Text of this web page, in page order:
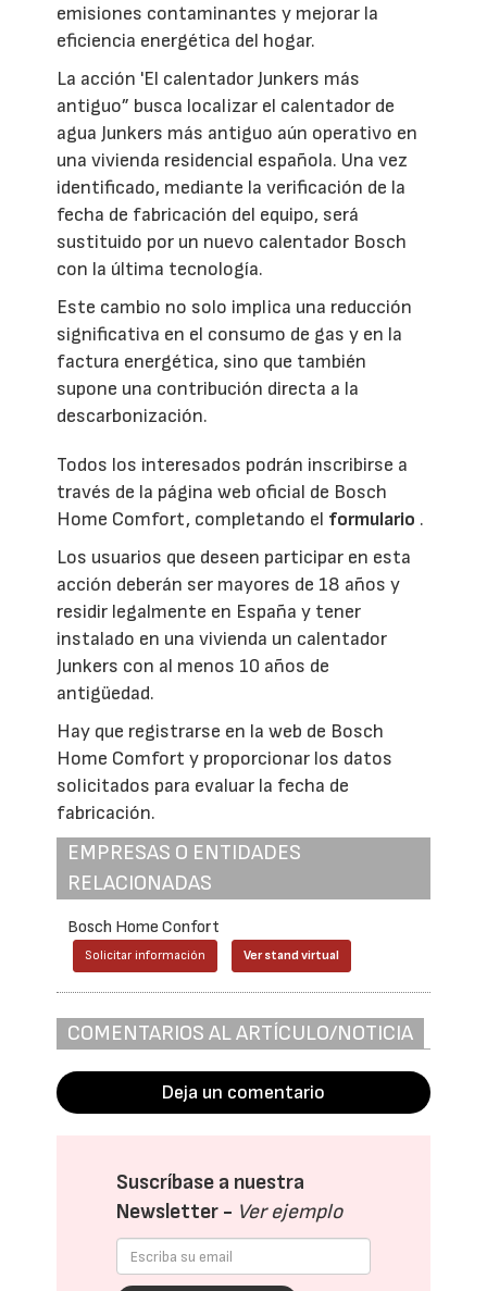
emisiones contaminantes y mejorar la
eficiencia energética del hogar.
La acción 'El calentador Junkers más
antiguo” busca localizar el calentador de
agua Junkers más antiguo aún operativo en
una vivienda residencial española. Una vez
identificado, mediante la verificación de la
fecha de fabricación del equipo, será
sustituido por un nuevo calentador Bosch
con la última tecnología.
Este cambio no solo implica una reducción
significativa en el consumo de gas y en la
factura energética, sino que también
supone una contribución directa a la
descarbonización.
Todos los interesados podrán inscribirse a
través de la página web oficial de Bosch
Home Comfort, completando el formulario .
Los usuarios que deseen participar en esta
acción deberán ser mayores de 18 años y
residir legalmente en España y tener
instalado en una vivienda un calentador
Junkers con al menos 10 años de
antigüedad.
Hay que registrarse en la web de Bosch
Home Comfort y proporcionar los datos
solicitados para evaluar la fecha de
fabricación.
EMPRESAS O ENTIDADES
RELACIONADAS
Bosch Home Confort
Solicitar información Ver stand virtual
COMENTARIOS AL ARTÍCULO/NOTICIA
Deja un comentario
Suscríbase a nuestra
Newsletter - Ver ejemplo